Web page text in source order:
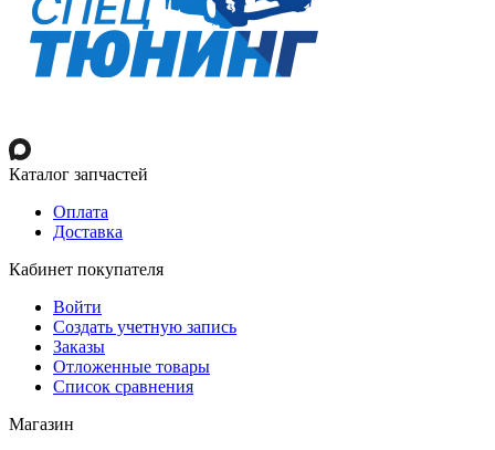
Каталог запчастей
Оплата
Доставка
Кабинет покупателя
Войти
Создать учетную запись
Заказы
Отложенные товары
Список сравнения
Магазин